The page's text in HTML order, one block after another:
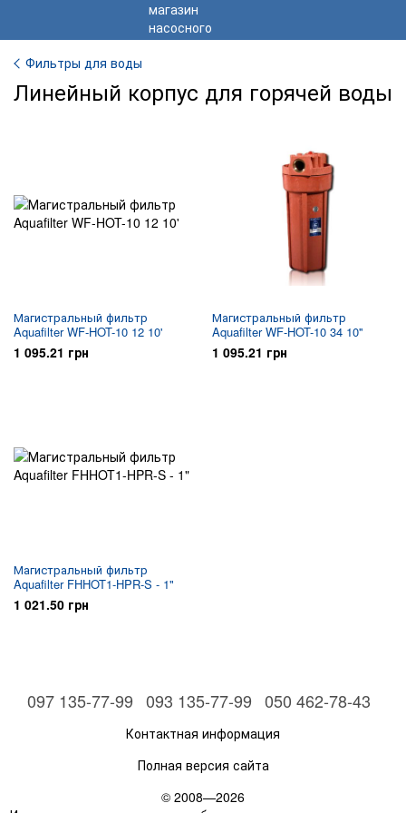
Фильтры для воды
Линейный корпус для горячей воды
Магистральный фильтр
Aquafilter WF-HOT-10 12 10'
1 095.21 грн
Магистральный фильтр
Aquafilter WF-HOT-10 34 10''
1 095.21 грн
Магистральный фильтр
Aquafilter FHHOT1-HPR-S - 1"
1 021.50 грн
097 135-77-99 093 135-77-99 050 462-78-43
Контактная информация
Полная версия сайта
© 2008—2026